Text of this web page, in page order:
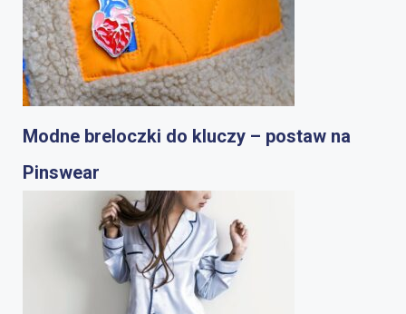
Modne breloczki do kluczy – postaw na
Pinswear